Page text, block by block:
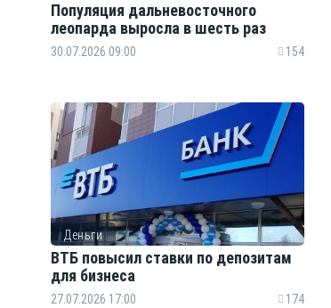
Популяция дальневосточного
леопарда выросла в шесть раз
30.07.2026 09:00 154
Деньги
ВТБ повысил ставки по депозитам
для бизнеса
27.07.2026 17:00 174